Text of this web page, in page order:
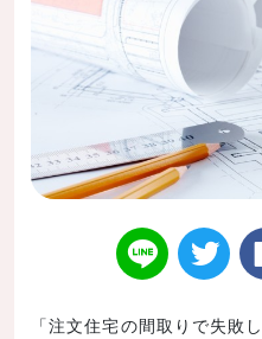
「注文住宅の間取りで失敗